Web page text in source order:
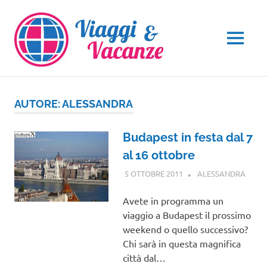
contenuto
MENU
AUTORE:ALESSANDRA
Budapest in festa dal 7
al 16 ottobre
5 OTTOBRE 2011 ALESSANDRA
Avete in programma un
viaggio a Budapest il prossimo
weekend o quello successivo?
Chi sarà in questa magnifica
città dal…